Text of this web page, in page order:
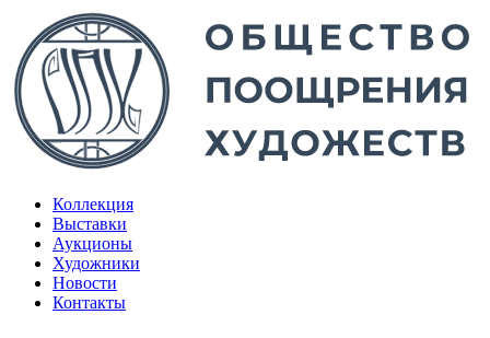
Коллекция
Выставки
Аукционы
Художники
Новости
Контакты